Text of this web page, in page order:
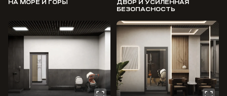
НА МОРЕ И ГОРЫ
ДВОР И УСИЛЕННАЯ
БЕЗОПАСНОСТЬ